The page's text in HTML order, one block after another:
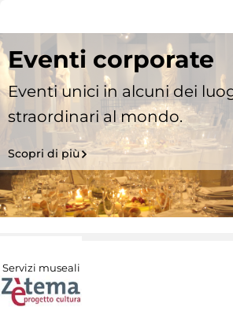
Eventi corporate
Eventi unici in alcuni dei
straordinari al mondo.
Scopri di più
Servizi museali